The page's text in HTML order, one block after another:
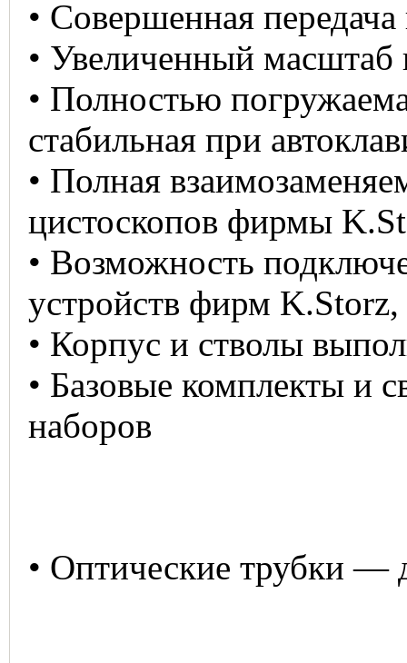
• Совершенная
• Увеличенный
• Полностью
стабильная при
• Полная
цистоскопов фирмы
• Возможность
устройств фирм
• Корпус и стволы
• Базовые комплекты и
наборов
• Оптические трубки —